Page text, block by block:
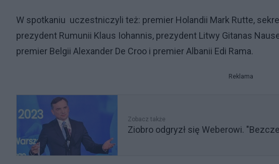
W spotkaniu uczestniczyli też: premier Holandii Mark Rutte,
prezydent Rumunii Klaus Iohannis, prezydent Litwy Gitanas
premier Belgii Alexander De Croo i premier Albanii Edi Rama.
Reklama
Zobacz także
Ziobro odgryzł się Weberowi.